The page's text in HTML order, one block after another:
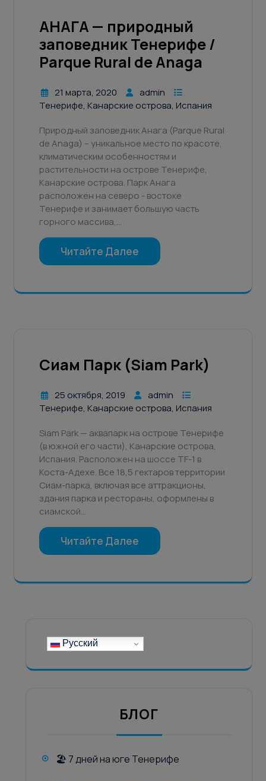
АНАГА — природный
заповедник Тенерифе /
Parque Rural de Anaga
21 марта, 2020
admin
Тенерифе, Канарские острова, Испания
Природный заповедник Анага (Parque Rural
de Anaga) – уникальное место по красоте,
климатическим особенностям и
растительности на острове Тенерифе,
Канарские острова. Парк Анага
расположен на северо - востоке
Тенерифе и занимает большую часть
горного массива,…
Читайте Далее
Сиам Парк (Siam Park)
25 октября, 2019
admin
Тенерифе, Канарские острова, Испания
Siam Park — аквапарк на острове Тенерифе
(в южной его части), Канарские острова,
Испания. Расположен на шоссе TF-1 в
Коста-Адехе. Все 18,5 гектаров территории
Сиам-парка, включая все аттракционы,
здания парка и рестораны, оформлены в
сиамской…
Читайте Далее
Русский
БЛОГ
🏖 7 дней на юге Тенерифе